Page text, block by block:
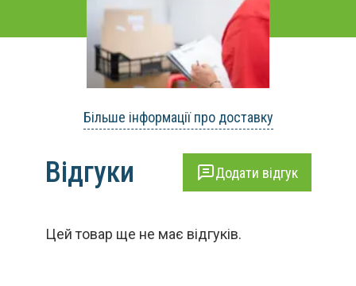
Більше інформації про доставку
Відгуки Додати відгук
Цей товар ще не має відгуків.